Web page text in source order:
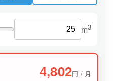
m3
4,802円 / 月